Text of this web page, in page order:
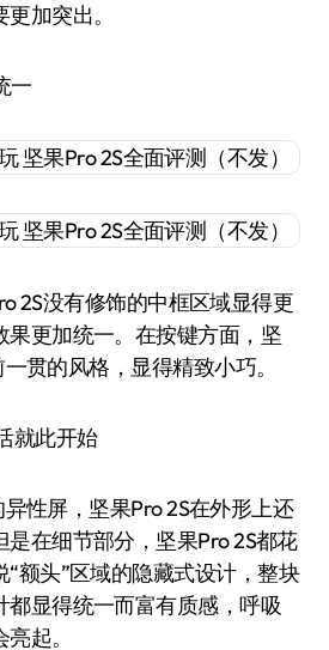
加突出。
一
2S没有修饰的中框区域显得更
果更加统一。在按键方面，坚
贯的风格，显得精致小巧。
就此开始
性屏，坚果Pro 2S在外形上还
在细节部分，坚果Pro 2S都花
额头”区域的隐藏式设计，整块
都显得统一而富有质感，呼吸
起。